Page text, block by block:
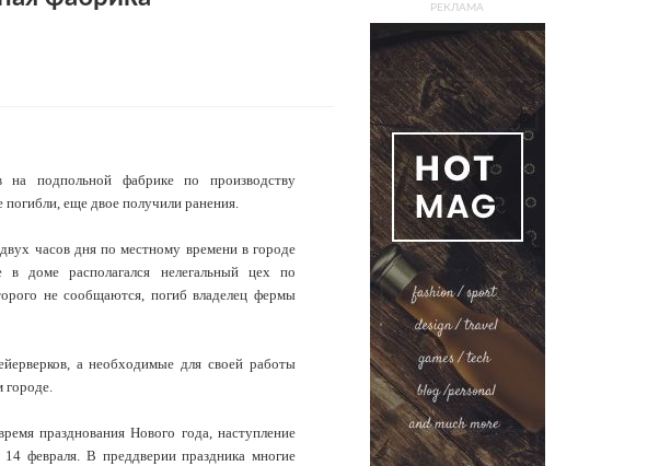
подпольной фабрике по производству
погибли, еще двое получили ранения.
часов дня по местному времени в городе
доме располагался нелегальный цех по
не сообщаются, погиб владелец фермы
а необходимые для своей работы
городе.
празднования Нового года, наступление
14 февраля. В преддверии праздника многие
РЕКЛАМА